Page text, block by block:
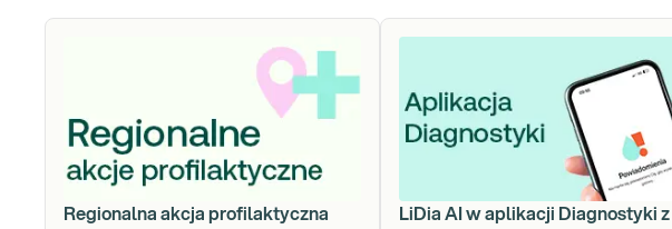
Regionalna akcja profilaktyczna
LiDia AI w aplikacji Diagnostyki z